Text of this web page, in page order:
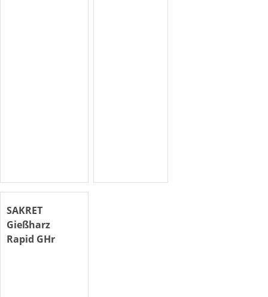
SAKRET
Gießharz
Rapid GHr